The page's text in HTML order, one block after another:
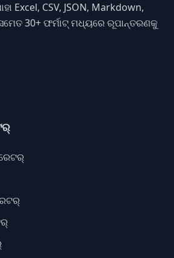
Excel, CSV, JSON, Markdown,
30+ ଫର୍ମାଟ୍ ମଧ୍ୟରେ ରୂପାନ୍ତରଣକୁ